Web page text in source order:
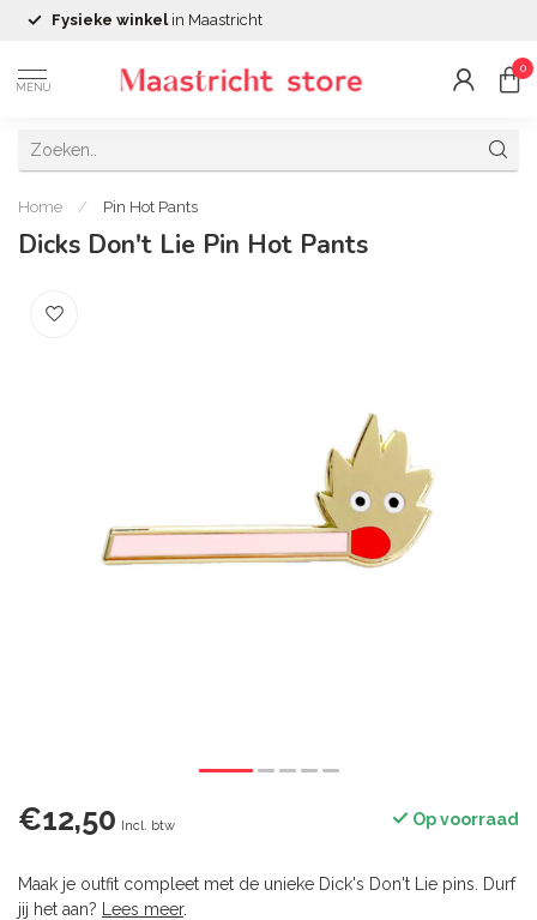
Fysieke winkel in Maastricht
MENU
0
Home / Pin Hot Pants
Dicks Don't Lie Pin Hot Pants
€12,50 Incl. btw Op voorraad
Maak je outfit compleet met de unieke Dick's Don't Lie pins. Durf
jij het aan?
Lees meer.